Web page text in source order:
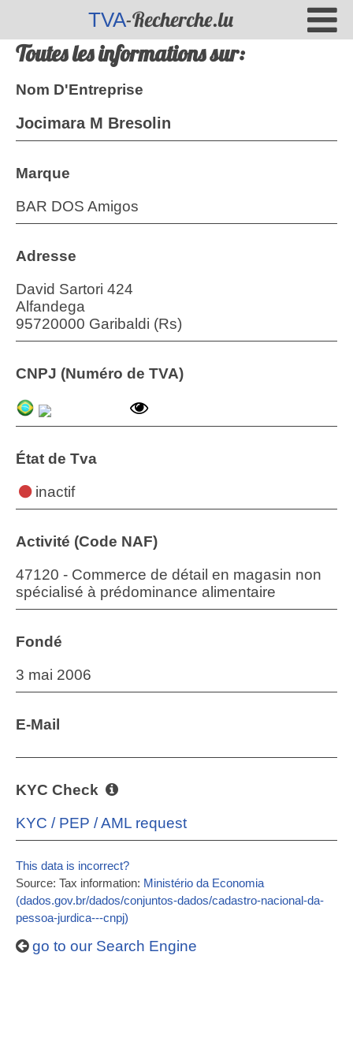
TVA-Recherche.lu
Toutes les informations sur:
Nom D'Entreprise
Jocimara M Bresolin
Marque
BAR DOS Amigos
Adresse
David Sartori 424
Alfandega
95720000 Garibaldi (Rs)
CNPJ (Numéro de TVA)
État de Tva
inactif
Activité (Code NAF)
47120 - Commerce de détail en magasin non
spécialisé à prédominance alimentaire
Fondé
3 mai 2006
E-Mail
KYC Check
KYC / PEP / AML request
This data is incorrect?
Source: Tax information: Ministério da Economia
(dados.gov.br/dados/conjuntos-dados/cadastro-nacional-da-
pessoa-jurdica---cnpj)
go to our Search Engine